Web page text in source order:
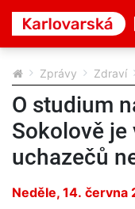
Zprávy Zdraví
O studium
Sokolově je
uchazečů
Neděle, 14. června